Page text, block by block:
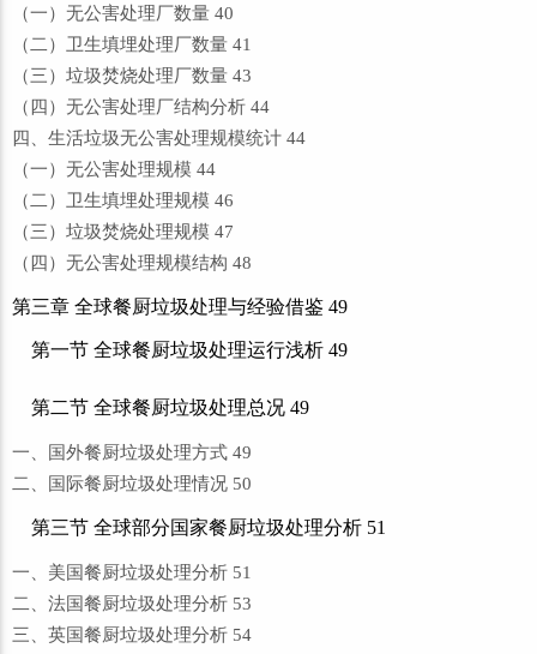
（一）无公害处理厂数量 40
（二）卫生填埋处理厂数量 41
（三）垃圾焚烧处理厂数量 43
（四）无公害处理厂结构分析 44
四、生活垃圾无公害处理规模统计 44
（一）无公害处理规模 44
（二）卫生填埋处理规模 46
（三）垃圾焚烧处理规模 47
（四）无公害处理规模结构 48
第三章 全球餐厨垃圾处理与经验借鉴 49
第一节 全球餐厨垃圾处理运行浅析 49
第二节 全球餐厨垃圾处理总况 49
一、国外餐厨垃圾处理方式 49
二、国际餐厨垃圾处理情况 50
第三节 全球部分国家餐厨垃圾处理分析 51
一、美国餐厨垃圾处理分析 51
二、法国餐厨垃圾处理分析 53
三、英国餐厨垃圾处理分析 54